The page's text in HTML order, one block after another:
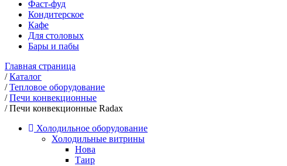
Фаст-фуд
Кондитерское
Кафе
Для столовых
Бары и пабы
Главная страница
/Каталог
/Тепловое оборудование
/Печи конвекционные
/Печи конвекционные Radax
Холодильное оборудование
Холодильные витрины
Нова
Таир